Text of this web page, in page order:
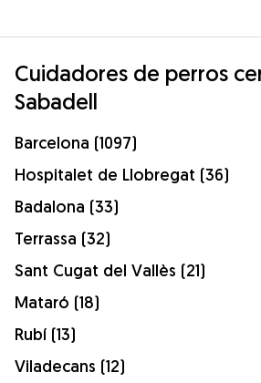
Cuidadores de perros
Sabadell
Barcelona (1097)
Hospitalet de Llobregat (36)
Badalona (33)
Terrassa (32)
Sant Cugat del Vallès (21)
Mataró (18)
Rubí (13)
Viladecans (12)